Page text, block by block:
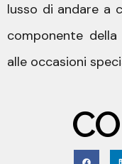
lusso di andare a
componente
alle occasioni